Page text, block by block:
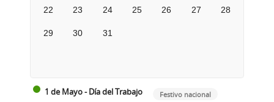
22 23 24 25 26 27 28
29 30 31
1 de Mayo - Día del Trabajo Festivo nacional